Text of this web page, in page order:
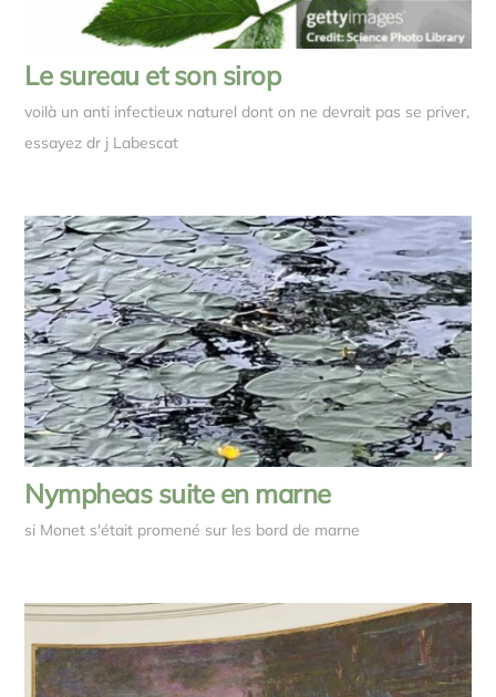
Le sureau et son sirop
voilà un anti infectieux naturel dont on ne devrait pas se priver,
essayez dr j Labescat
Nympheas suite en marne
si Monet s'était promené sur les bord de marne